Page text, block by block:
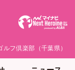
ルフ倶楽部（千葉県）